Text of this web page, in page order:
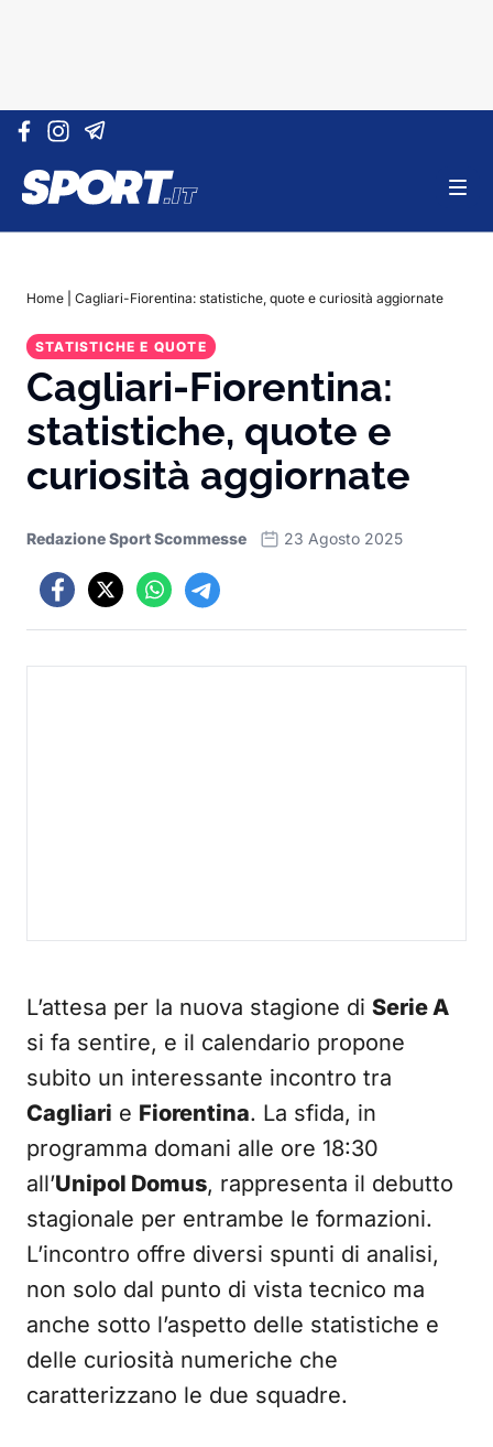
Vai al contenuto
Home Cagliari-Fiorentina: statistiche, quote e curiosità aggiornate
STATISTICHE E QUOTE
Cagliari-Fiorentina:
statistiche, quote e
curiosità aggiornate
Redazione Sport Scommesse 23 Agosto 2025
L’attesa per la nuova stagione di Serie A
si fa sentire, e il calendario propone
subito un interessante incontro tra
Cagliari e Fiorentina. La sfida, in
programma domani alle ore 18:30
all’Unipol Domus, rappresenta il debutto
stagionale per entrambe le formazioni.
L’incontro offre diversi spunti di analisi,
non solo dal punto di vista tecnico ma
anche sotto l’aspetto delle statistiche e
delle curiosità numeriche che
caratterizzano le due squadre.